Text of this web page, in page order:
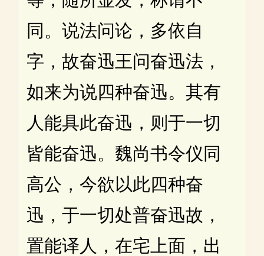
同。说法问论，多依自
字，故奋迅王问奋迅法，
如来为说四种奋迅。其有
人能具此奋迅，则于一切
皆能奋迅。魏尚书令仪同
高公，今欲以此四种奋
迅，于一切处普奋迅故，
置能译人，在宅上面，出